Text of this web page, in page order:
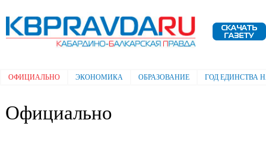
Электронная газета "Кабардино-
Балкарская правда"
Главное меню
ОФИЦИАЛЬНО ЭКОНОМИКА ОБРАЗОВАНИЕ ГОД ЕДИНСТВА
Официально